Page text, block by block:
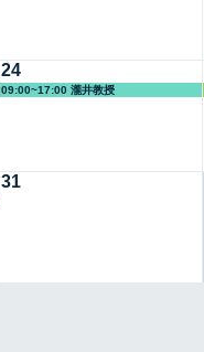
24
09:00~17:00 瀧井教授
31